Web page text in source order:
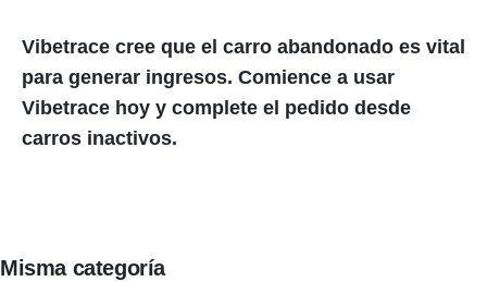
Vibetrace cree que el carro abandonado es vital
para generar ingresos. Comience a usar
Vibetrace hoy y complete el pedido desde
carros inactivos.
Misma categoría